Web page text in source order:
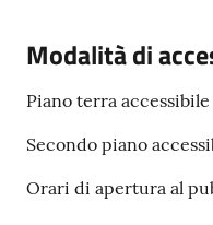
t
a
s
u
Modalità di
Piano terra
Secondo piano
Orari di apertura al